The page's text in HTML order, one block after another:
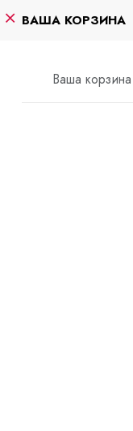
ВАША КОРЗИНА
Ваша корзина